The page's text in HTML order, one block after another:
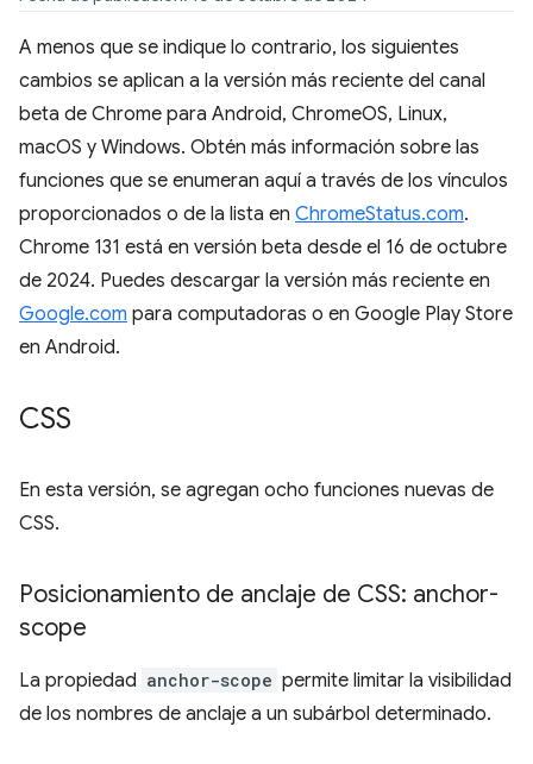
A menos que se indique lo contrario, los siguientes
cambios se aplican a la versión más reciente del canal
beta de Chrome para Android, ChromeOS, Linux,
macOS y Windows. Obtén más información sobre las
funciones que se enumeran aquí a través de los vínculos
proporcionados o de la lista en ChromeStatus.com.
Chrome 131 está en versión beta desde el 16 de octubre
de 2024. Puedes descargar la versión más reciente en
Google.com para computadoras o en Google Play Store
en Android.
CSS
En esta versión, se agregan ocho funciones nuevas de
CSS.
Posicionamiento de anclaje de CSS: anchor-
scope
La propiedad anchor-scope permite limitar la visibilidad
de los nombres de anclaje a un subárbol determinado.